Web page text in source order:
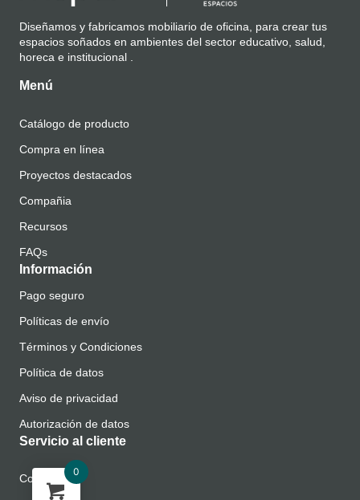
Diseñamos y fabricamos mobiliario de oficina, para crear tus
espacios soñados en ambientes del sector educativo, salud,
horeca e institucional .
Menú
Catálogo de producto
Compra en línea
Proyectos destacados
Compañia
Recursos
FAQs
Información
Pago seguro
Políticas de envío
Términos y Condiciones
Política de datos
Aviso de privacidad
Autorización de datos
Servicio al cliente
Contacto
0